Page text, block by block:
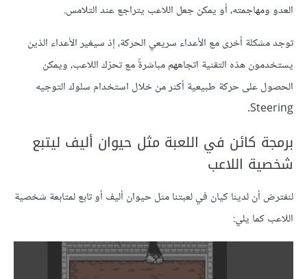
العدو ومهاجمته، أو يمكن جعل اللاعب يتراجع عند التلامس.
توجد مشكلة أخرى مع الأعداء سريعي الحركة، إذ سيغير الأعداء الذين
يستخدمون هذه التقنية اتجاههم مباشرةً مع تحرّك اللاعب، ويمكن
الحصول على حركة طبيعية أكثر من خلال استخدام سلوك التوجيه
Steering.
برمجة كائن في اللعبة مثل حيوان أليف ليتبع
شخصية اللاعب
لنفترض أن لدينا كيان في لعبتنا مثل حيوان أليف أو تابع لمتابعة شخصية
اللاعب كما يلي: